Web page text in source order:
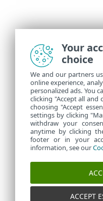
Your
choice
We and our partners
online experience,
personalized ads. You
clicking "Accept all and
choosing "Accept
settings by clicking
withdraw your
anytime by clicking
footer or in your
information, see our
ACCEPT